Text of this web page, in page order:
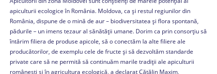
apiculturii ecologice în România. Moldova, ca și restul regiunilor din
România, dispune de o mină de aur – biodiversitatea și flora spontană,
pădurile – un imens tezaur al sănătății umane. Dorim ca prin consorțiu să
întărim filiera de produse apicole, să o conectăm la alte filiere ale
producătorilor, de exemplu cele de fructe și să dezvoltăm standarde
private care să ne permită să continuăm marile tradiții ale apiculturii
românești și în agricultura ecologică, a declarat Cătălin Maxim,